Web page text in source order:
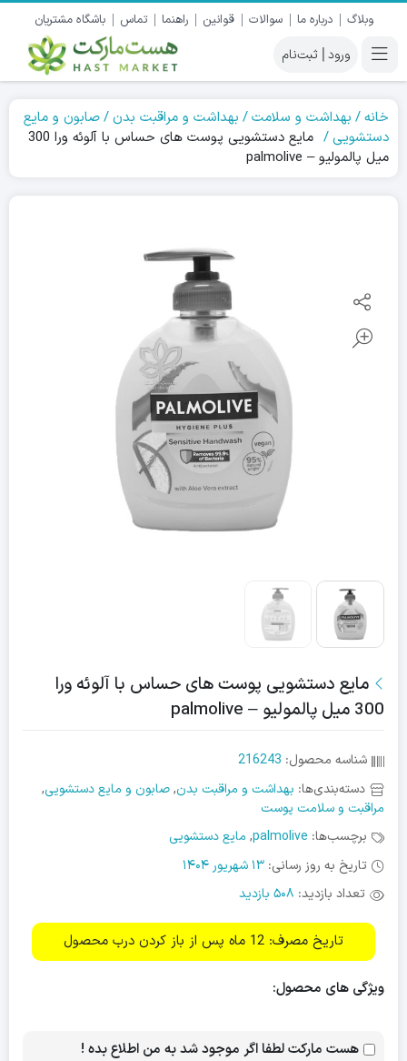
وبلاگ درباره ما سوالات قوانین راهنما تماس باشگاه مشتریان
|
خانه بهداشت و سلامت بهداشت و مراقبت بدن
صابون و مایع
دستشویی
مایع دستشویی پوست های حساس با آلوئه ورا 300
میل پالمولیو – palmolive
مایع دستشویی پوست های حساس با آلوئه ورا
300 میل پالمولیو – palmolive
شناسه محصول: 216243
دسته‌بندی‌ها: بهداشت و مراقبت بدن,صابون و مایع دستشویی,
مراقبت و سلامت پوست
برچسب‌ها: palmolive
, مایع دستشویی
تاریخ به روز رسانی: 13 شهریور 1404
تعداد بازدید: 508 بازدید
تاریخ مصرف: 12 ماه پس از باز کردن درب محصول
ویژگی های محصول:
هست مارکت لطفا اگر موجود شد به من اطلاع بده !